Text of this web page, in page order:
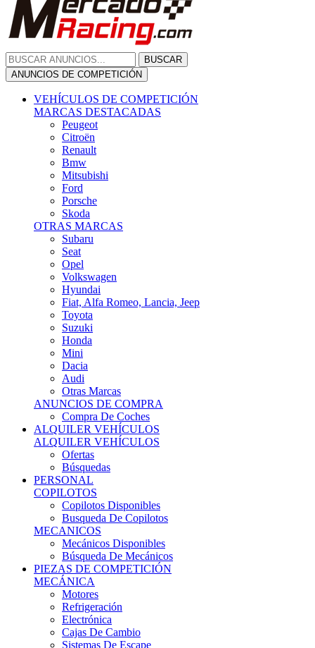
Porsche
Skoda
OTRAS MARCAS
Seat
Opel
Volkswagen
Hyundai
Fiat, Alfa Romeo, Lancia, Jeep
Toyota
Suzuki
Honda
Mini
Dacia
Audi
Otras Marcas
ANUNCIOS DE COMPRA
Compra De Coches
ALQUILER VEHÍCULOS
ALQUILER VEHÍCULOS
Ofertas
Búsquedas
PERSONAL
COPILOTOS
Copilotos Disponibles
Busqueda De Copilotos
MECANICOS
Mecánicos Disponibles
Búsqueda De Mecánicos
PIEZAS DE COMPETICIÓN
MECÁNICA
Motores
Refrigeración
Electrónica
Cajas De Cambio
Sistemas De Escape
Carrocería
Depositos
Suspensiones
Frenos
Iluminación
Llantas
NEUMÁTICOS DE ASFALTO
Asfalto 13 O Menos
Asfalto 14p
Asfalto 15p
Asfalto 16p
Asfalto 17p
Asfalto >= 18p
NEUMÁTICOS DE TIERRA
Tierra 13 O Menos